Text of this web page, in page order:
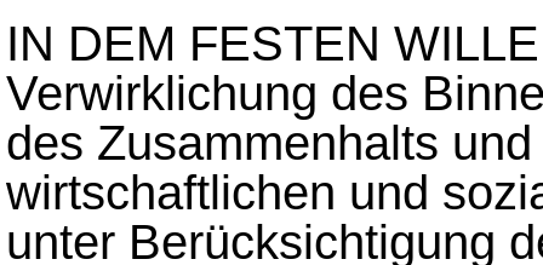
IN DEM FESTEN
Verwirklichung des
des Zusammenhalts
wirtschaftlichen und
unter Berücksichtigung